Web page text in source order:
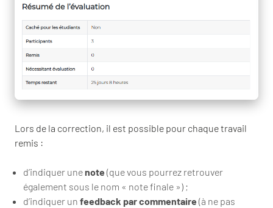
Lors de la correction, il est possible pour chaque travail
remis :
d’indiquer unenote (que vous pourrez retrouver
également sous le nom « note finale ») ;
d’indiquer un feedback parcommentaire (à ne pas